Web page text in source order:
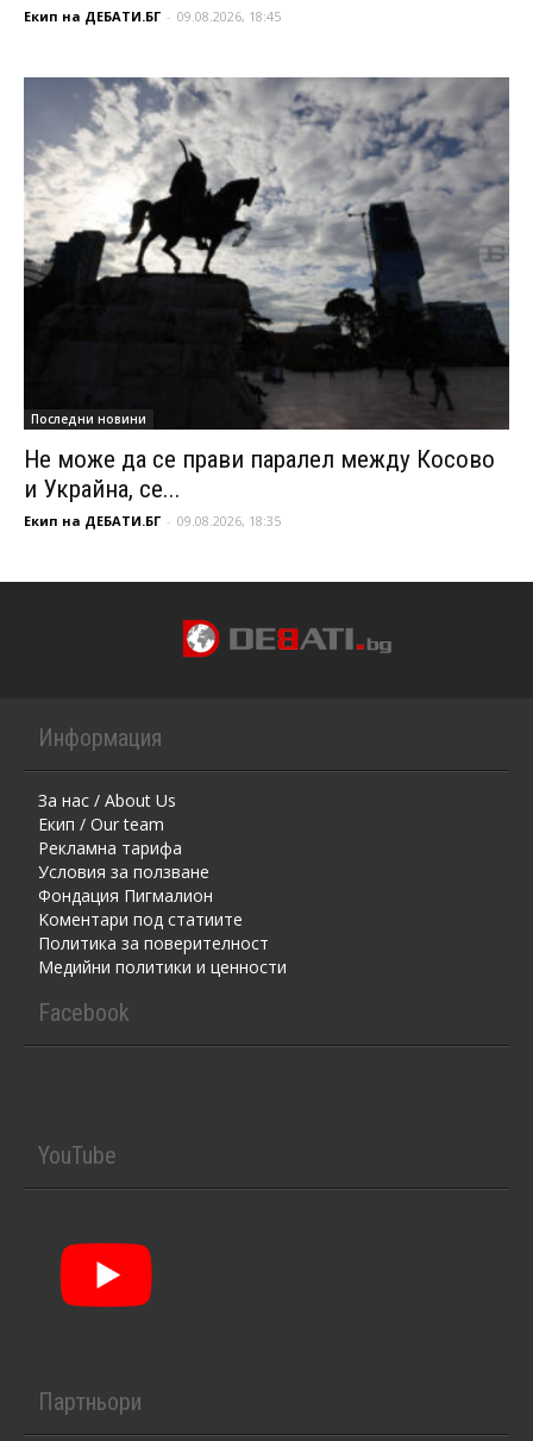
Екип на ДЕБАТИ.БГ - 09.08.2026, 18:45
Последни новини
Не може да се прави паралел между Косово
и Украйна, се...
Екип на ДЕБАТИ.БГ - 09.08.2026, 18:35
Информация
За нас / About Us
Екип / Our team
Рекламна тарифа
Условия за ползване
Фондация Пигмалион
Kоментaри под статиите
Политика за поверителност
Медийни политики и ценности
Facebook
YouTube
Партньори